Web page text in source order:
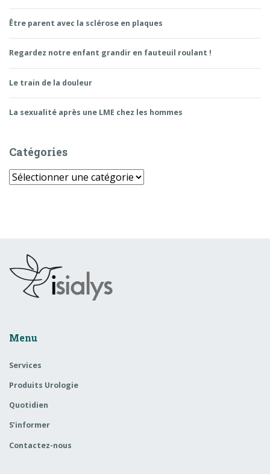
Être parent avec la sclérose en plaques
Regardez notre enfant grandir en fauteuil roulant !
Le train de la douleur
La sexualité après une LME chez les hommes
Catégories
Catégories
Menu
Services
Produits Urologie
Quotidien
S’informer
Contactez-nous